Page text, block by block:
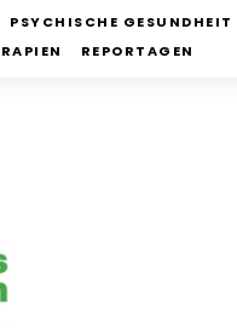
PSYCHISCHE GESUNDHEIT
REPORTAGEN